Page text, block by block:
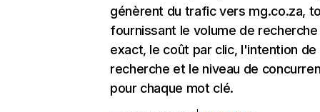
génèrent du trafic vers mg.co.za,
fournissant le volume de recherche
exact, le coût par clic, l'intention de
recherche et le niveau de
pour chaque mot clé.